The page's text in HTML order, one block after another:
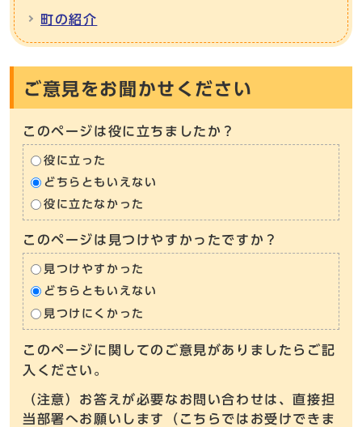
町の紹介
ご意見をお聞かせください
このページは役に立ちましたか？
役に立った
どちらともいえない
役に立たなかった
このページは見つけやすかったですか？
見つけやすかった
どちらともいえない
見つけにくかった
このページに関してのご意見がありましたらご記
入ください。
（注意）お答えが必要なお問い合わせは、直接担
当部署へお願いします（こちらではお受けできま